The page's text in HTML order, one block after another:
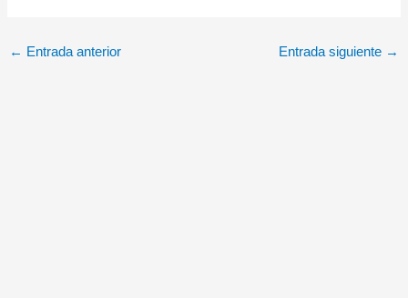
← Entrada anterior Entrada siguiente →